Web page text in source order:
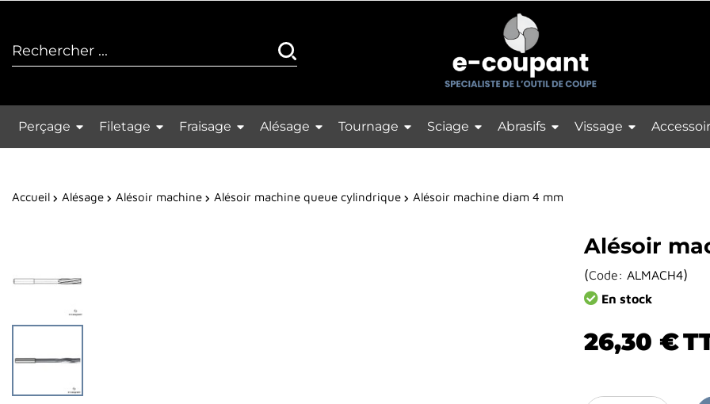
Perçage Filetage Fraisage Alésage Tournage Sciage Abrasifs Vissage
Accueil Alésage Alésoir machine Alésoir machine queue cylindrique Alésoir machine diam 4 mm
Alésoir
(Code: ALMACH4)
En stock
26,30 €